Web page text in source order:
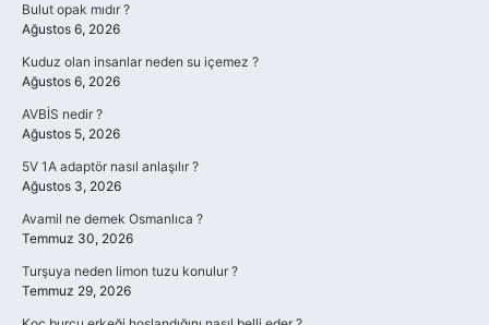
Bulut opak mıdır ?
Ağustos 6, 2026
Kuduz olan insanlar neden su içemez ?
Ağustos 6, 2026
AVBİS nedir ?
Ağustos 5, 2026
5V 1A adaptör nasıl anlaşılır ?
Ağustos 3, 2026
Avamil ne demek Osmanlıca ?
Temmuz 30, 2026
Turşuya neden limon tuzu konulur ?
Temmuz 29, 2026